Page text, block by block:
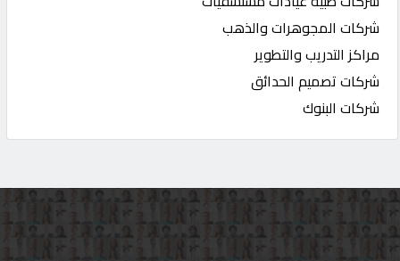
شركات المجوهرات والذهب
مراكز التدريب والتطوير
شركات تصميم الحدائق
شركات البنوك